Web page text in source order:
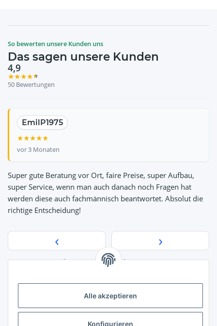
Alle akzeptieren
Konfigurieren
So bewerten unsere Kunden uns
Das sagen unsere Kunden
4,9
★★★★★
50 Bewertungen
‹
EmilP1975
★★★★★
vor 3 Monaten
Super gute Beratung vor Ort, faire Preise, super Aufbau,
super Service, wenn man auch danach noch Fragen hat
werden diese auch fachmännisch beantwortet. Absolut die
richtige Entscheidung!
Ali Celik
★★★★★
Ulrich Hertzsch
★★★★★
Norman John
★★★★★
Susanne Emser
★★★★★
›
Bewertungen ansehenBewertung abgeben